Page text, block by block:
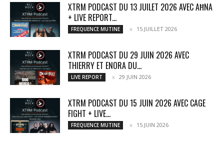
XTRM PODCAST DU 13 JUILET 2026 AVEC AĦNA
+ LIVE REPORT...
FREQUENCE MUTINE 15 JUILLET 2026
XTRM PODCAST DU 29 JUIN 2026 AVEC
THIERRY ET ENORA DU...
LIVE REPORT 29 JUIN 2026
XTRM PODCAST DU 15 JUIN 2026 AVEC CAGE
FIGHT + LIVE...
FREQUENCE MUTINE 15 JUIN 2026